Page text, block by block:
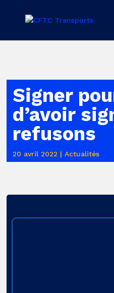
Signer
d’avoir
refusons
20 avril 2022 |Actualités